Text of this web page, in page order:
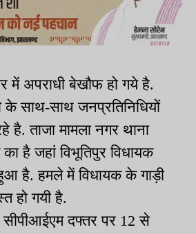
में अपराधी बेखौफ हो गये है.
साथ-साथ जनप्रतिनिधियों
है. ताजा मामला नगर थाना
है जहां विभूतिपुर विधायक
है. हमले में विधायक के गाड़ी
हो गयी है.
सीपीआईएम दफ्तर पर 12 से